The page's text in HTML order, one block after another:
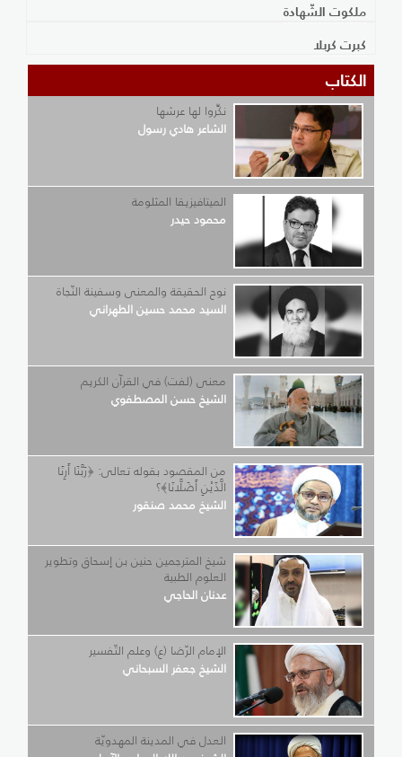
ملكوت الشّهادة
كبرت كربلا
الكتاب
نكِّروا لها عرشها
الشاعر هادي رسول
الميتافيزيقا المثلومة
محمود حيدر
نوح الحقيقة والمعنى وسفينة النّجاة
السيد محمد حسين الطهراني
معنى (لفت) في القرآن الكريم
الشيخ حسن المصطفوي
من المقصود بقوله تعالى: ﴿رَبَّنَا أَرِنَا
الَّذَيْنِ أَضَلَّانَا﴾؟
الشيخ محمد صنقور
شيخ المترجمين حنين بن إسحاق وتطوير
العلوم الطبية
عدنان الحاجي
الإمام الرّضا (ع) وعلم التّفسير
الشيخ جعفر السبحاني
العدل في المدينة المهدويّة